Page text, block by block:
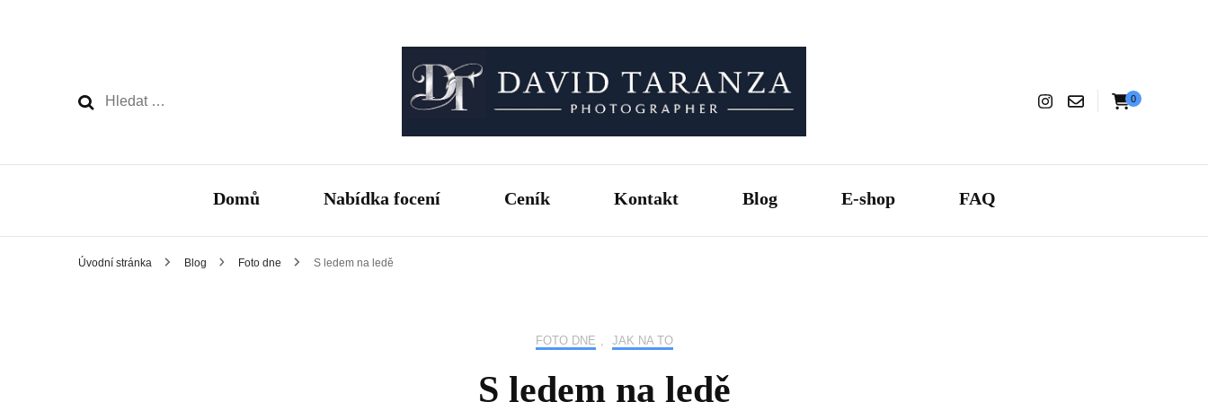
Vyhledávání
David Taranza
Fotograf pro chvíle, na kterých záleží.
0
Domů Nabídka focení Ceník Kontakt Blog E-shop FAQ
Úvodní stránka Blog Foto dne S ledem na ledě
FOTO DNE JAK NA TO
S ledem na ledě